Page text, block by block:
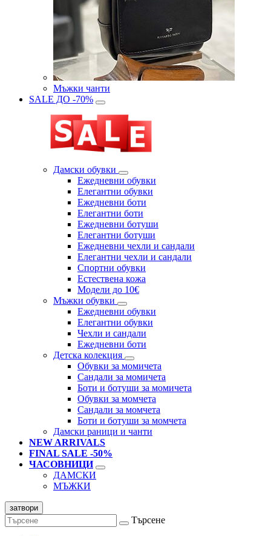
Мъжки чанти
SALE ДО -70%
Дамски обувки
Eжедневни обувки
Eлегантни обувки
Eжедневни боти
Eлегантни боти
Eжедневни ботуши
Eлегантни ботуши
Ежедневни чехли и сандали
Елегантни чехли и сандали
Спортни обувки
Естествена кожа
Модели до 10€
Мъжки обувки
Ежедневни обувки
Елегантни обувки
Чехли и сандали
Ежедневни боти
Детска колекция
Обувки за момичета
Сандали за момичета
Боти и ботуши за момичета
Обувки за момчета
Сандали за момчета
Боти и ботуши за момчета
Дамски раници и чанти
NEW ARRIVALS
FINAL SALE -50%
ЧАСОВНИЦИ
ДАМСКИ
МЪЖКИ
затвори
Търсене